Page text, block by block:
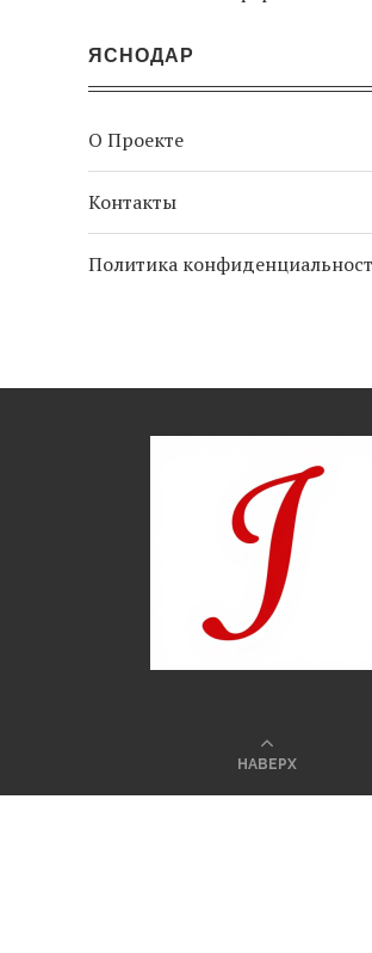
ЯСНОДАР
О Проекте
Контакты
Политика
НАВЕРХ